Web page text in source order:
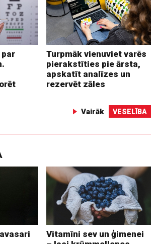
par
Turpmāk vienuviet varēs
pierakstīties pie ārsta,
apskatīt analīzes un
rezervēt zāles
Vairāk VESELĪBA
Vitamīni sev un ģimenei